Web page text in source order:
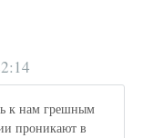
к нам грешным
проникают в